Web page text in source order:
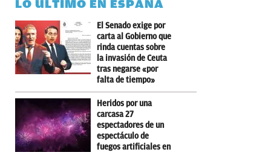
LO ÚLTIMO EN ESPAÑA
El Senado exige por
carta al Gobierno que
rinda cuentas sobre
la invasión de Ceuta
tras negarse «por
falta de tiempo»
Heridos por una
carcasa 27
espectadores de un
espectáculo de
fuegos artificiales en